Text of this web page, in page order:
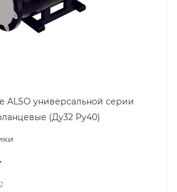
ALSO универсальной серии
(Ду32 Pу40)